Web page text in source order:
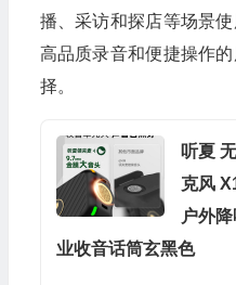
播、采访和探店等场景
高品质录音和便捷操作
择。
听夏
克风
户外
业收音话筒玄黑色